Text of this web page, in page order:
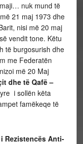
nuk mund të
21 maj 1973 dhe
nisi më 20 maj
vendit tone. Këtu
të burgosurish dhe
me Federatën
më 20 Maj
dhe të Qafë –
i sollën këta
famëkeqe të
Rezistencës Anti-